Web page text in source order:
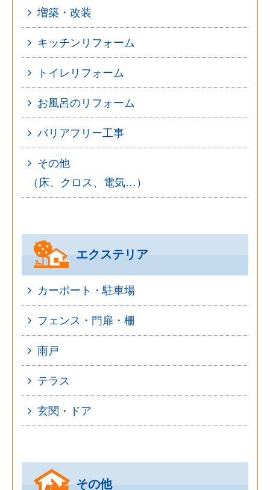
増築・改装
キッチンリフォーム
トイレリフォーム
お風呂のリフォーム
バリアフリー工事
その他
（床、クロス、電気…）
エクステリア
カーポート・駐車場
フェンス・門扉・柵
雨戸
テラス
玄関・ドア
その他